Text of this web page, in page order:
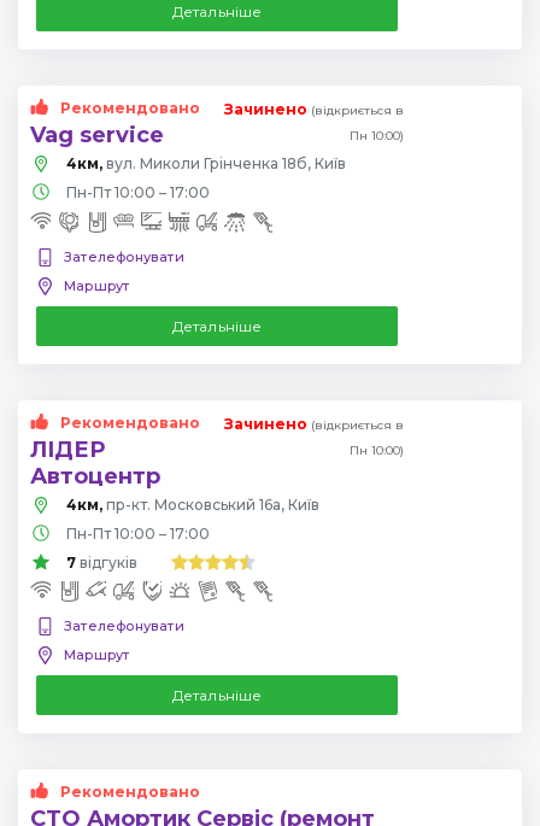
Детальніше
Рекомендовано
Vag service
Зачинено (відкриється в
Пн 10:00)
4км, вул. Миколи Грінченка 18б, Київ
Пн-Пт 10:00 – 17:00
Зателефонувати
Маршрут
Детальніше
Рекомендовано
ЛІДЕР
Автоцентр
Зачинено (відкриється в
Пн 10:00)
4км, пр-кт. Московський 16а, Київ
Пн-Пт 10:00 – 17:00
7 відгуків
Зателефонувати
Маршрут
Детальніше
Рекомендовано
СТО Амортик Сервіс (ремонт